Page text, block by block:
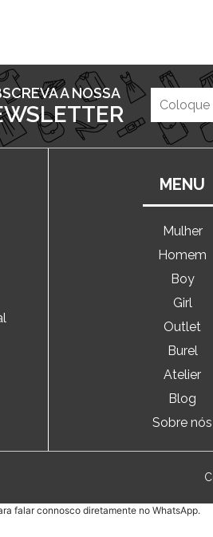
A NOSSA
MENU
Mulher
Homem
Boy
Girl
Outlet
Burel
Atelier
Blog
Sobre nós
falar connosco diretamente no WhatsApp.